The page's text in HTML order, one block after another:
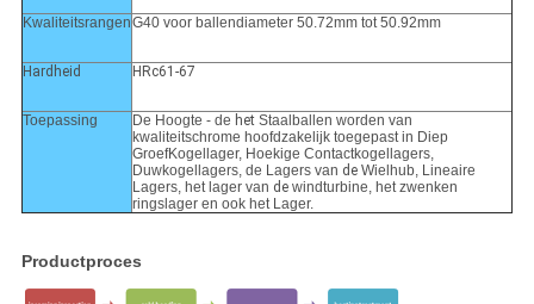
KwaliteitsrangenG40 voor ballendiameter 50.72mm tot 50.92mm
Hardheid HRc61-67
Toepassing De Hoogte - de het Staalballen worden van
kwaliteitschrome hoofdzakelijk toegepast in Diep
GroefKogellager, Hoekige Contactkogellagers,
Duwkogellagers, de Lagers van de Wielhub, Lineaire
Lagers, het lager van de windturbine, het zwenken
ringslager en ook het Lager.
Productproces